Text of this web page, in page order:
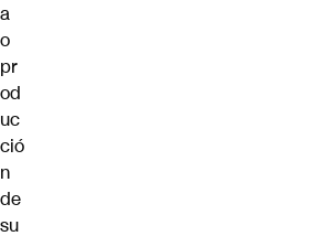
a
o
pr
od
uc
ció
n
de
su